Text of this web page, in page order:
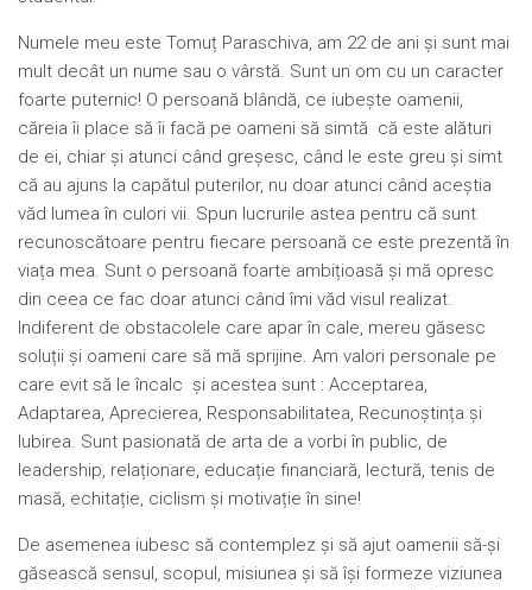
Numele meu este Tomuț Paraschiva, am 22 de ani și sunt mai
mult decât un nume sau o vârstă. Sunt un om cu un caracter
foarte puternic! O persoană blândă, ce iubește oamenii,
căreia îi place să îi facă pe oameni să simtă că este alături
de ei, chiar și atunci când greșesc, când le este greu și simt
că au ajuns la capătul puterilor, nu doar atunci când aceștia
văd lumea în culori vii. Spun lucrurile astea pentru că sunt
recunoscătoare pentru fiecare persoană ce este prezentă în
viața mea. Sunt o persoană foarte ambițioasă și mă opresc
din ceea ce fac doar atunci când îmi văd visul realizat.
Indiferent de obstacolele care apar în cale, mereu găsesc
soluții și oameni care să mă sprijine. Am valori personale pe
care evit să le încalc și acestea sunt : Acceptarea,
Adaptarea, Aprecierea, Responsabilitatea, Recunoștința și
Iubirea. Sunt pasionată de arta de a vorbi în public, de
leadership, relaționare, educație financiară, lectură, tenis de
masă, echitație, ciclism și motivație în sine!
De asemenea iubesc să contemplez și să ajut oamenii să-și
găsească sensul, scopul, misiunea și să își formeze viziunea